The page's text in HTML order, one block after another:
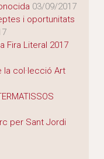
03/09/2017
i oportunitats
Fira Literal 2017
la col·lecció Art
per Sant Jordi